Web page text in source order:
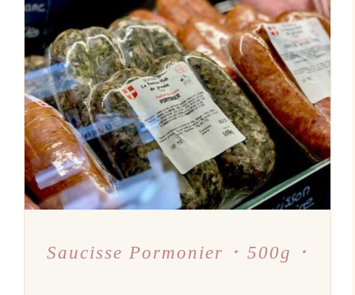
AJOUTER AU PANIER
DÉTAILS
Saucisse Pormonier ･ 500g ･